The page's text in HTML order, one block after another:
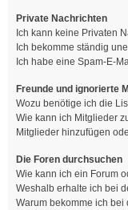
Private Nachrichten
Ich kann keine Privaten
Ich bekomme ständig
Ich habe eine Spam-E-
Freunde und ignorierte
Wozu benötige ich die
Wie kann ich Mitglieder
Mitglieder hinzufügen
Die Foren durchsuchen
Wie kann ich ein Forum
Weshalb erhalte ich bei
Warum bekomme ich